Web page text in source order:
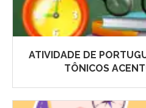
ATIVIDADE DE
TÔNICOS